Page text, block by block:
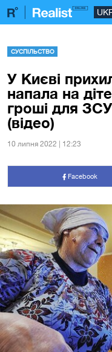
СУСПІЛЬСТВО
У Києві
напала на
гроші для
(відео)
10 липня 2022 | 12:23
Facebook